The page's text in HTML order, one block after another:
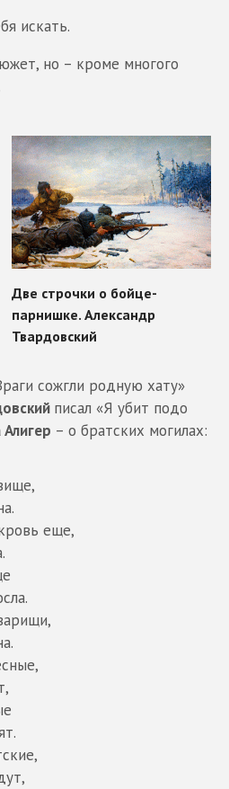
искать.
но – кроме многого
сожгли родную хату»
писал «Я убит подо
– о братских могилах:
еще,